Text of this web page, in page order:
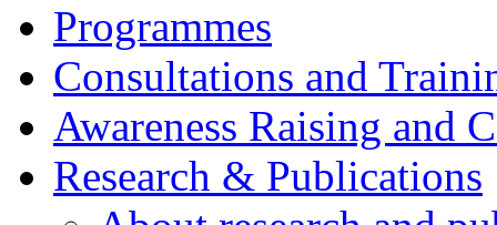
Programmes
Consultations and
Awareness Raising and
Research & Publications